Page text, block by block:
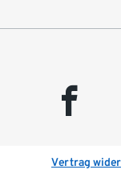
facebook
Vertrag